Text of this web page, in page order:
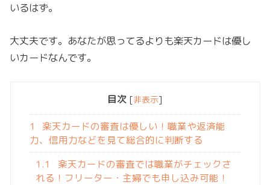
いるはず。
大丈夫です。あなたが思ってるよりも楽天カードは優し
いカードなんです。
目次 [非表示]
1
楽天カードの審査は優しい！職業や返済能
力、信用力などを見て総合的に判断する
1.1
楽天カードの審査では職業がチェックさ
れる！フリーター・主婦でも申し込み可能！